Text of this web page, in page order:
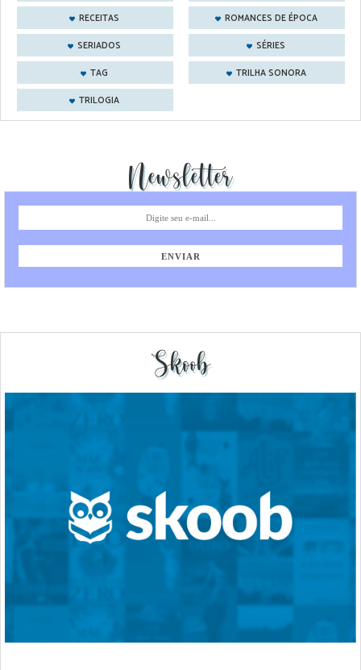
RECEITAS
ROMANCES DE ÉPOCA
SERIADOS
SÉRIES
TAG
TRILHA SONORA
TRILOGIA
Newsletter
Skoob